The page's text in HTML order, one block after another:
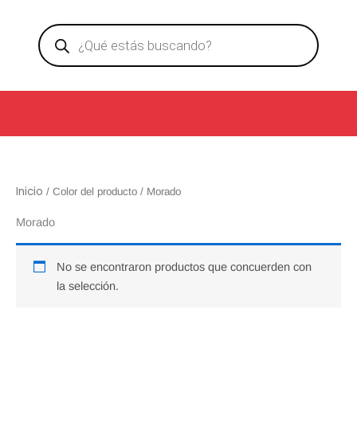
contenido
Products
search
Inicio / Color del producto / Morado
Morado
No se encontraron productos que concuerden con
la selección.